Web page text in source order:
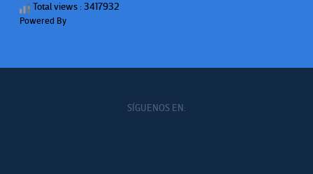
Total views : 3417932
Powered By
SÍGUENOS EN: